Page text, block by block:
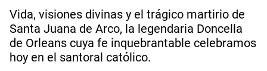
Vida, visiones divinas y el trágico martirio de
Santa Juana de Arco, la legendaria Doncella
de Orleans cuya fe inquebrantable celebramos
hoy en el santoral católico.